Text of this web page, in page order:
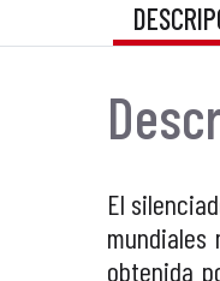
El
obtenida